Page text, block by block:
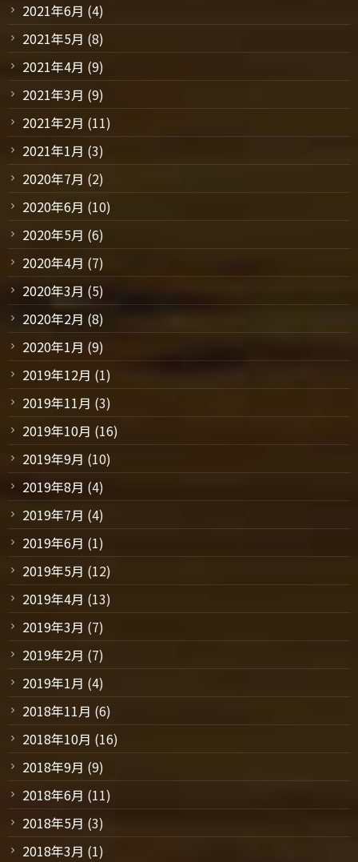
2021年6月 (4)
2021年5月 (8)
2021年4月 (9)
2021年3月 (9)
2021年2月 (11)
2021年1月 (3)
2020年7月 (2)
2020年6月 (10)
2020年5月 (6)
2020年4月 (7)
2020年3月 (5)
2020年2月 (8)
2020年1月 (9)
2019年12月 (1)
2019年11月 (3)
2019年10月 (16)
2019年9月 (10)
2019年8月 (4)
2019年7月 (4)
2019年6月 (1)
2019年5月 (12)
2019年4月 (13)
2019年3月 (7)
2019年2月 (7)
2019年1月 (4)
2018年11月 (6)
2018年10月 (16)
2018年9月 (9)
2018年6月 (11)
2018年5月 (3)
2018年3月 (1)